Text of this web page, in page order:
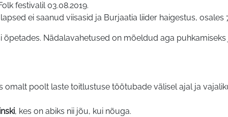
festivalil 03.08.2019.
ei saanud viisasid ja Burjaatia liider haigestus,
Nädalavahetused on mõeldud aga
poolt laste toitlustuse töötubade välisel ajal ja
, kes on abiks nii jõu, kui nõuga.